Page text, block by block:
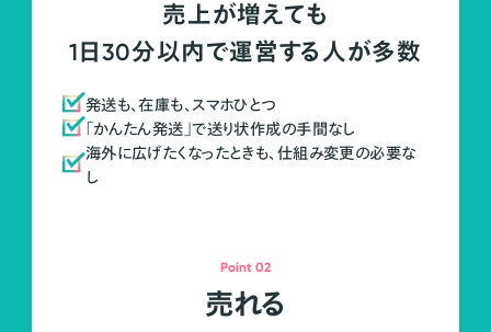
売上が増えても
1日30分以内で運営する人が多数
発送も、在庫も、スマホひとつ
「かんたん発送」で送り状作成の手間なし
海外に広げたくなったときも、仕組み変更の必要な
し
Point 02
売れる